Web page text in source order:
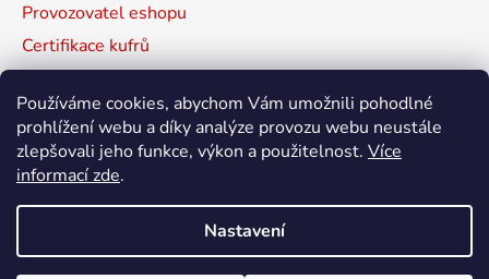
Používáme cookies, abychom Vám umožnili pohodlné
prohlížení webu a díky analýze provozu webu neustále
zlepšovali jeho funkce, výkon a použitelnost. Více
informací zde.
Nastavení
Provozovatel eshopu
Certifikace kufrů
Mapa serveru
HPRC NANUK